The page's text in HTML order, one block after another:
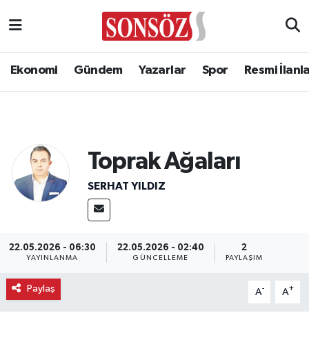
Ekonomi Gündem Yazarlar Spor Resmi
Toprak Ağaları
SERHAT YILDIZ
22.05.2026 - 06:30
YAYINLANMA
22.05.2026 - 02:40
GÜNCELLEME
2
PAYLAŞIM
Paylaş A- A+